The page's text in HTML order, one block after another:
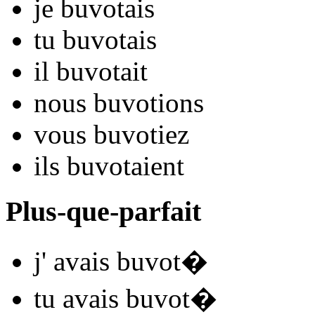
je buvotais
tu buvotais
il buvotait
nous buvotions
vous buvotiez
ils buvotaient
Plus-que-parfait
j' avais buvot�
tu avais buvot�